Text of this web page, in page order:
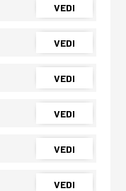
VEDI
VEDI
VEDI
VEDI
VEDI
VEDI